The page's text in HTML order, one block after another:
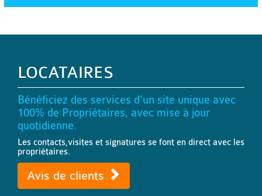
LOCATAIRES
Bénéficiez des services d'un site unique avec
100% de Propriétaires, avec mise à jour
quotidienne.
Les contacts,visites et signatures se font en direct avec les
propriétaires.
Avis de clients